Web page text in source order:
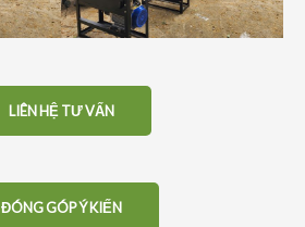
LIÊN HỆ TƯ VẤN
ĐÓNG GÓP Ý KIẾN